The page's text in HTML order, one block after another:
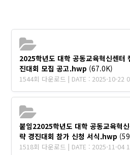
2025학년도 대학 공동교육혁신센터
진대회 모집 공고.hwp (67.0K)
1544회 다운로드 | DATE : 2025-10-22
붙임22025학년도 대학 공동교육혁
략 경진대회 참가 신청 서식.hwp
1518회 다운로드 | DATE : 2025-11-04